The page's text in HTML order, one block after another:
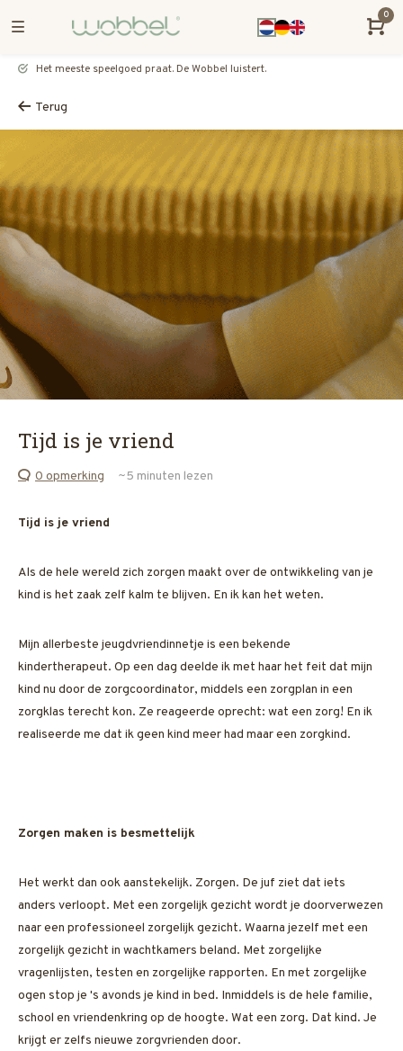
0
Het meeste speelgoed praat. De Wobbel luistert.
Terug
Tijd is je vriend
0 opmerking ~5 minuten lezen
Tijd is je vriend
Als de hele wereld zich zorgen maakt over de ontwikkeling van je
kind is het zaak zelf kalm te blijven. En ik kan het weten.
Mijn allerbeste jeugdvriendinnetje is een bekende
kindertherapeut. Op een dag deelde ik met haar het feit dat mijn
kind nu door de zorgcoordinator, middels een zorgplan in een
zorgklas terecht kon. Ze reageerde oprecht: wat een zorg! En ik
realiseerde me dat ik geen kind meer had maar een zorgkind.
Zorgen maken is besmettelijk
Het werkt dan ook aanstekelijk. Zorgen. De juf ziet dat iets
anders verloopt. Met een zorgelijk gezicht wordt je doorverwezen
naar een professioneel zorgelijk gezicht. Waarna jezelf met een
zorgelijk gezicht in wachtkamers beland. Met zorgelijke
vragenlijsten, testen en zorgelijke rapporten. En met zorgelijke
ogen stop je 's avonds je kind in bed. Inmiddels is de hele familie,
school en vriendenkring op de hoogte. Wat een zorg. Dat kind. Je
krijgt er zelfs nieuwe zorgvrienden door.